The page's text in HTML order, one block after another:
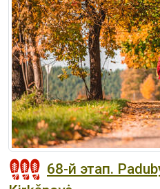
68-й этап.